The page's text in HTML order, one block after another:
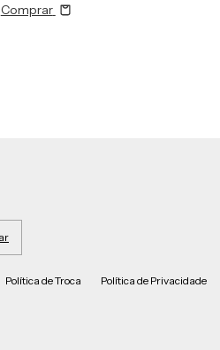
Comprar
Política de Troca Política de Privacidade